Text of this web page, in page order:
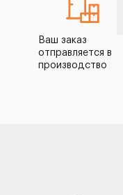
Ваш заказ
отправляется в
производство